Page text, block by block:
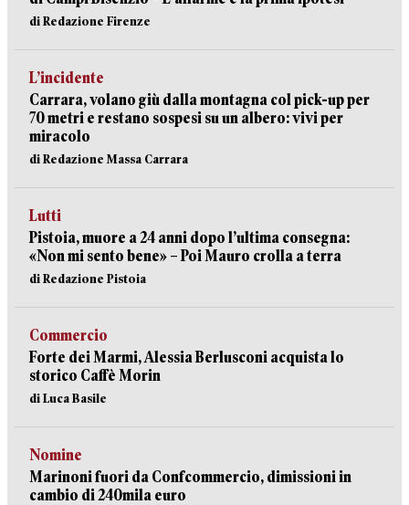
di Redazione Firenze
L’incidente
Carrara, volano giù dalla montagna col pick-up per
70 metri e restano sospesi su un albero: vivi per
miracolo
di Redazione Massa Carrara
Lutti
Pistoia, muore a 24 anni dopo l’ultima consegna:
«Non mi sento bene» – Poi Mauro crolla a terra
di Redazione Pistoia
Commercio
Forte dei Marmi, Alessia Berlusconi acquista lo
storico Caffè Morin
di Luca Basile
Nomine
Marinoni fuori da Confcommercio, dimissioni in
cambio di 240mila euro